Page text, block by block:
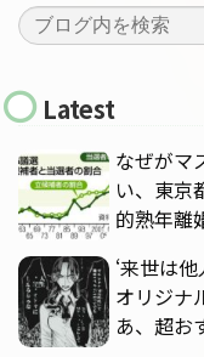
Latest
なぜがマ
い、東京
的熟年離
‘来世は
オリジナ
あ、超お